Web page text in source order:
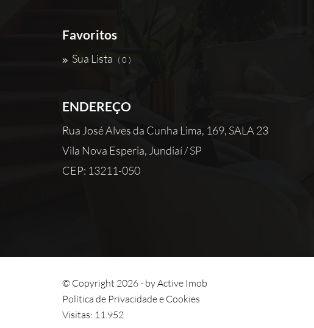
Favoritos
Sua Lista ( 0 )
ENDEREÇO
Rua José Alves da Cunha Lima, 169, SALA 23
Vila Nova Esperia, Jundiaí / SP
CEP: 13211-050
© Copyright 2026 - byActive Imob
Política de Privacidade e Cookies
Visitas: 11.952